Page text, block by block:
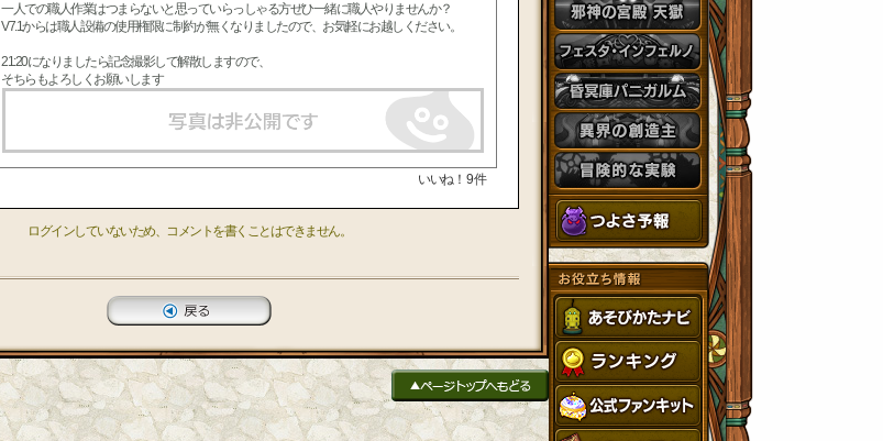
一人での職人作業はつまらないと思っていらっしゃる方ぜひ一緒に職人やりませんか？
V7.1からは職人設備の使用権限に制約が無くなりましたので、お気軽にお越しください。
21:20になりましたら記念撮影して解散しますので、
そちらもよろしくお願いします
いいね！ 9件
ログインしていないため、コメントを書くことはできません。